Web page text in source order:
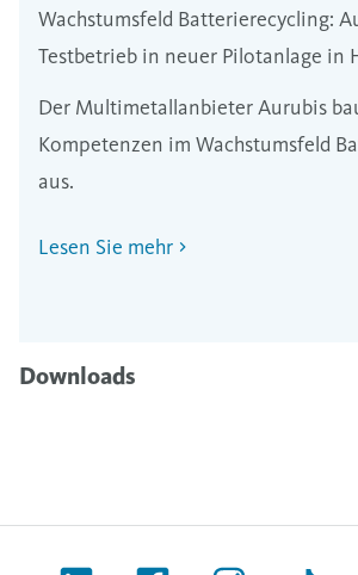
Wachstumsfeld Batterierecycling:
Testbetrieb in neuer Pilotanlage in
Der Multimetallanbieter Aurubis
Kompetenzen im Wachstumsfeld
aus.
Lesen Sie mehr
Downloads